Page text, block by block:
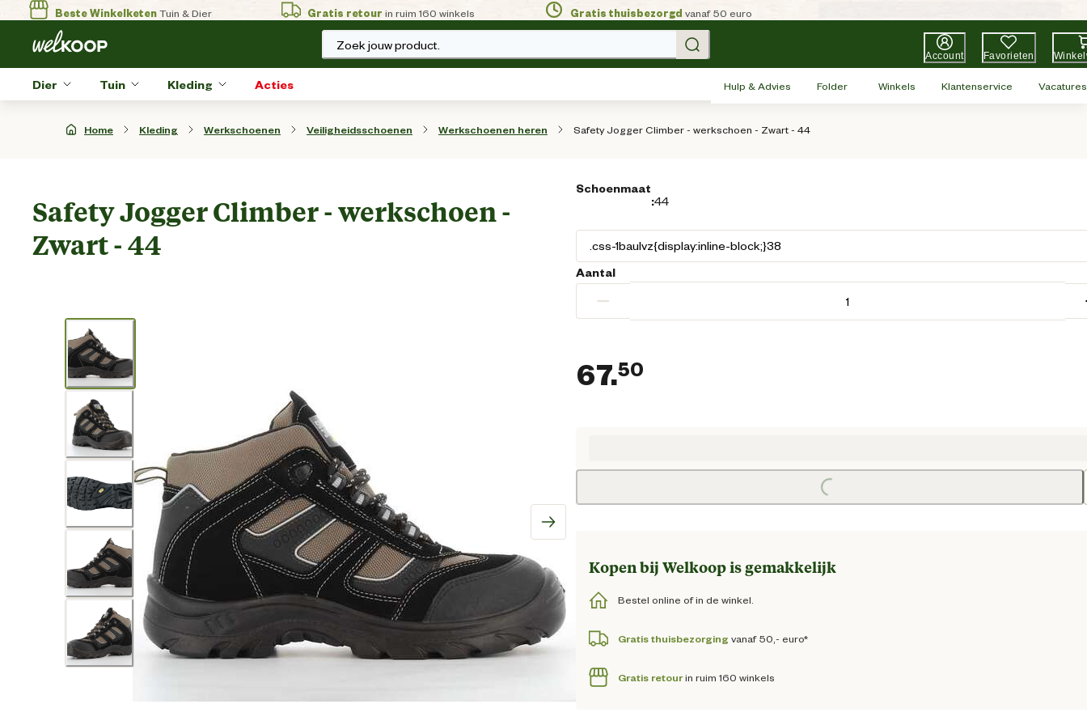
Beste WinkelketenTuin & Dier Gratis retour in ruim 160 winkels Gratis thuisbezorgd vanaf 50 euro
Zoek jouw product.
Account Favorieten
Dier Tuin Kleding Acties Hulp & Advies Folder Winkels Klantenservice Vacatures
Home Kleding Werkschoenen Veiligheidsschoenen Werkschoenen heren Safety Jogger Climber - werkschoen - Zwart - 44
Safety Jogger Climber - werkschoen -
Zwart - 44
Schoenmaat
:44
Aantal
−
67.50
Loading...
Kopen bij Welkoop is gemakkelijk
Bestel online of in de winkel.
Gratis thuisbezorging vanaf 50,- euro*
Gratis retourin ruim 160 winkels